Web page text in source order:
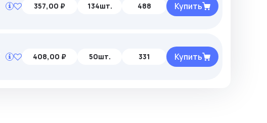
357,00 ₽ 134шт. 488 Купить
408,00 ₽ 50шт. 331 Купить